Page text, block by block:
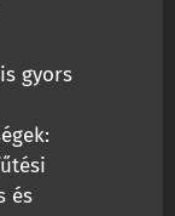
gyors
és